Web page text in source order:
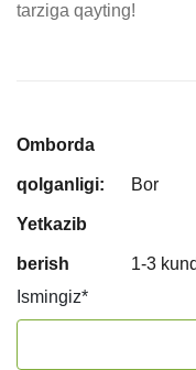
tarziga qayting!
Omborda
qolganligi: Bor
Yetkazib
berish
1-3
Ismingiz*